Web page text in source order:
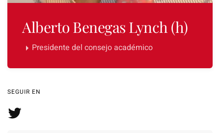
Alberto Benegas Lynch (h)
Presidente del consejo académico
SEGUIR EN